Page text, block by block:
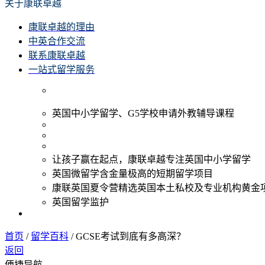
关于康联卓越
康联卓越的理由
中英合作交流
联系康联卓越
一站式留学服务
英国中小学留学、G5学校申请外教辅导课程
让孩子赢在起点，康联卓越专注英国中小学留学
英国微留学含金量极高的短期留学项目
康联英国夏令营精选英国本土私校及专业机构黄金
英国留学监护
首页 / 留学百科 /GCSE考试到底有多高深？
返回